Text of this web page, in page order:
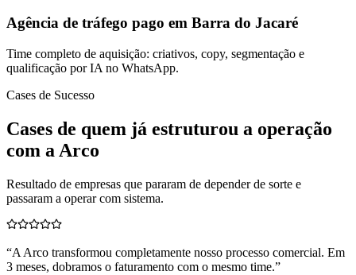
Agência de tráfego pago em Barra do Jacaré
Time completo de aquisição: criativos, copy, segmentação e
qualificação por IA no WhatsApp.
Cases de Sucesso
Cases de quem já estruturou a operação
com a Arco
Resultado de empresas que pararam de depender de sorte e
passaram a operar com sistema.
“A Arco transformou completamente nosso processo comercial. Em
3 meses, dobramos o faturamento com o mesmo time.”